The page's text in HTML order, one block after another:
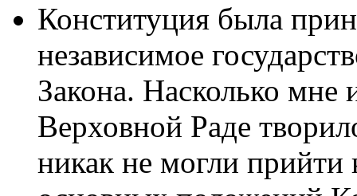
Конституция была
независимое
Закона. Насколько мне
Верховной Раде
никак не могли